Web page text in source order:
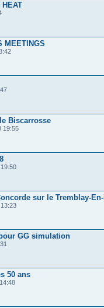
HEAT
MEETINGS
Biscarrosse
19:55
sur le Tremblay-
GG simulation
50 ans